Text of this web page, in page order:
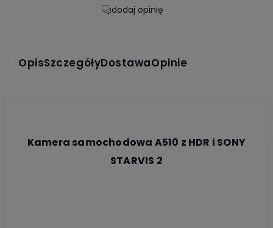
dodaj opinię
OpisSzczegółyDostawaOpinie
Kamera samochodowa A510 z HDR i SONY
STARVIS 2